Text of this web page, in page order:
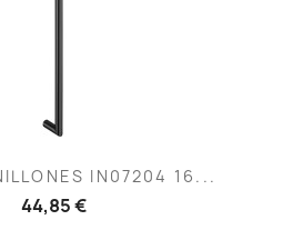
IN07204 16...
44,85 €